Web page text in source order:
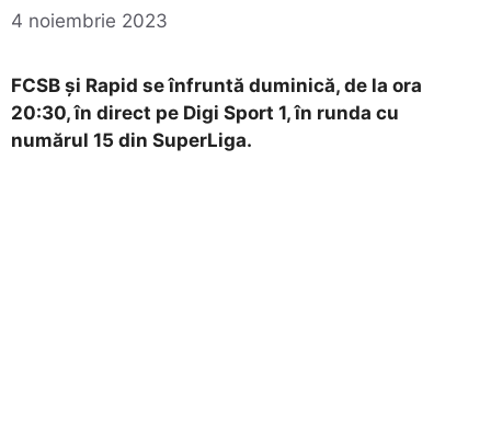
4 noiembrie 2023
FCSB și Rapid se înfruntă duminică, de la ora
20:30, în direct pe Digi Sport 1, în runda cu
numărul 15 din SuperLiga.